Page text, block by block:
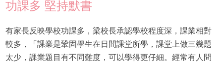
功課多 堅持默書
有家長反映學校功課多，梁校長承認學校程度深，課業相對
較多，「課業是鞏固學生在日間課堂所學，課堂上做三幾題
太少，課業題目有不同難度，可以學得更仔細。經常有人問